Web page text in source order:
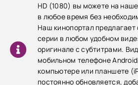
HD (1080) вы можете на
в любое время без
Наш кинопортал
серии в любом удобном
оригинале с субтитрами.
мобильном телефоне
компьютере или планшете
постоянно обновляется,